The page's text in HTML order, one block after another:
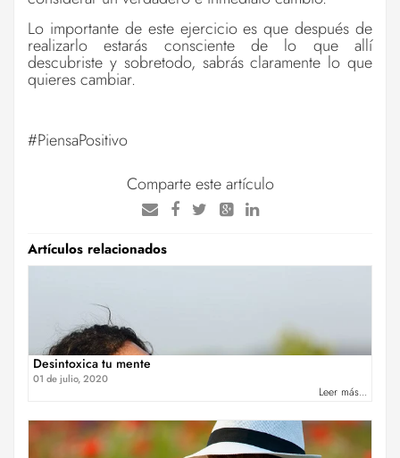
Lo importante de este ejercicio es que después de
realizarlo estarás consciente de lo que allí
descubriste y sobretodo, sabrás claramente lo que
quieres cambiar.
#PiensaPositivo
Comparte este artículo
Artículos relacionados
Desintoxica tu mente
01 de julio, 2020
Leer más...